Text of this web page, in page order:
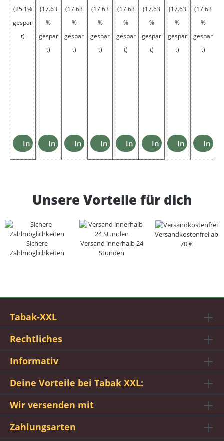
(25.1%
gespar
t)
In den Warenkorb
(17.63
%
gespar
t)
In den Warenkorb
(17.63
%
gespar
t)
In den Warenkorb
(17.63
%
gespar
t)
In den Warenkorb
(17.63
%
gespar
t)
In den Warenkorb
(17.63
%
gespar
t)
In den Warenkorb
(17.63
%
gespar
t)
In den
(17.63
%
gespar
t)
In
Unsere Vorteile für dich
Sichere
Zahlmöglichkeiten
Versand innerhalb 24
Stunden
Versandkostenfrei ab
70 €
Tabak-XXL
Rechtliches
Informativ
Deine Vorteile bei Tabak XXL:
Wir versenden mit
Zahlungsarten